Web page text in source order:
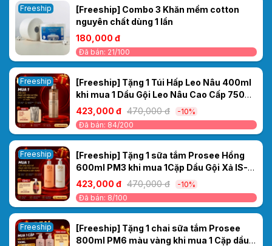
Freeship
[Freeship] Combo 3 Khăn mềm cotton
nguyên chất dùng 1 lần
180,000 đ
Đã bán: 21/100
Freeship
[Freeship] Tặng 1 Túi Hấp Leo Nâu 400ml
khi mua 1 Dầu Gội Leo Nâu Cao Cấp 750ml
– Phục Hồi Tóc Hư Tổn, Cho Tóc Mềm
Mượt
423,000 đ 470,000 đ
-10%
Đã bán: 84/200
Freeship
[Freeship] Tặng 1 sữa tắm Prosee Hồng
600ml PM3 khi mua 1Cặp Dầu Gội Xả IS-
4/IC-4 Prosee Collagen 460ml – Phục Hồi
Tóc Khô Xơ, Chẻ Ngọn & Gãy Rụng
423,000 đ 470,000 đ
-10%
Đã bán: 8/100
Freeship
[Freeship] Tặng 1 chai sữa tắm Prosee
800ml PM6 màu vàng khi mua 1 Cặp dầu